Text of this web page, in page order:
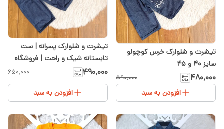
تیشرت و شلوارک خرس کوچولو
سایز 40 و 45
۴۸۰٬۰۰۰ ۵۹۰٬۰۰۰
افزودن به سبد
تیشرت و شلوارک پسرانه | ست
تابستانه شیک و راحت | فروشگاه
سیسمونی شیدا
۴۹۰٬۰۰۰ ۶۵۰٬۰۰۰
افزودن به سبد